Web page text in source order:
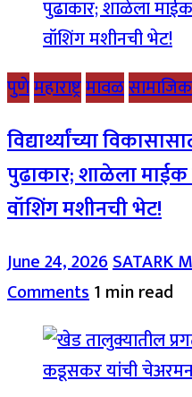
पुणेमहाराष्ट्रमावळसामाजिक
विद्यार्थ्यांच्या
पुढाकार; शाळेला माईक
वॉशिंग मशीनची भेट!
June 24, 2026SATARK
Comments1 min read